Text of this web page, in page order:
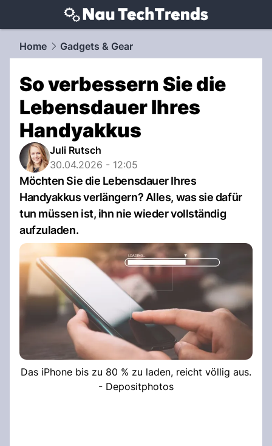
techtrends.NAU.ch
Home Gadgets & Gear
So verbessern Sie die
Lebensdauer Ihres
Handyakkus
Juli Rutsch
30.04.2026 - 12:05
Möchten Sie die Lebensdauer Ihres
Handyakkus verlängern? Alles, was sie dafür
tun müssen ist, ihn nie wieder vollständig
aufzuladen.
Das iPhone bis zu 80 % zu laden, reicht völlig aus.
- Depositphotos